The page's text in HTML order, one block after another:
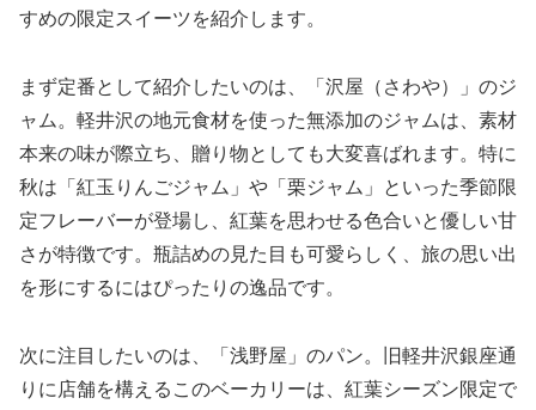
すめの限定スイーツを紹介します。
まず定番として紹介したいのは、「沢屋（さわや）」のジ
ャム。軽井沢の地元食材を使った無添加のジャムは、素材
本来の味が際立ち、贈り物としても大変喜ばれます。特に
秋は「紅玉りんごジャム」や「栗ジャム」といった季節限
定フレーバーが登場し、紅葉を思わせる色合いと優しい甘
さが特徴です。瓶詰めの見た目も可愛らしく、旅の思い出
を形にするにはぴったりの逸品です。
次に注目したいのは、「浅野屋」のパン。旧軽井沢銀座通
りに店舗を構えるこのベーカリーは、紅葉シーズン限定で